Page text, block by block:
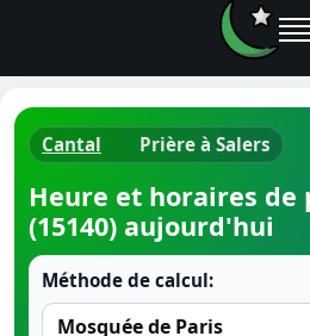
Cantal Prière à Salers
Heure et horaires de
(15140) aujourd'hui
Méthode de calcul: